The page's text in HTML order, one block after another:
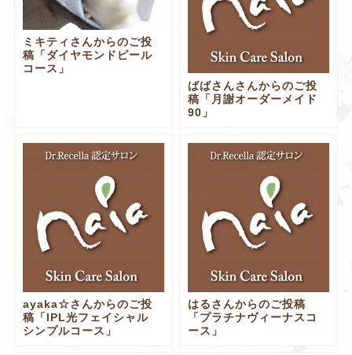
ミキティさんからのご投
稿「ダイヤモンドピール
コース」
ばばさんさんからのご投
稿「月謝オーダーメイド
90」
ayaka☆さんからのご投
稿「IPL光フェイシャル
シンプルコース」
はるさんからのご投稿
「プラチナヴィーナスコ
ース」